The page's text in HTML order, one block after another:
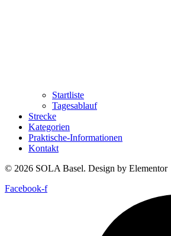
Startliste
Tagesablauf
Strecke
Kategorien
Praktische-Informationen
Kontakt
© 2026 SOLA Basel. Design by Elementor
Facebook-f